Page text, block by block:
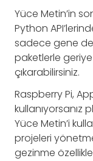
Yüce Metin’in
Python
sadece gene
paketlerle
çıkarabilirsiniz.
Raspberry Pi,
kullanıyorsanız
Yüce Metin’i
projeleri
gezinme